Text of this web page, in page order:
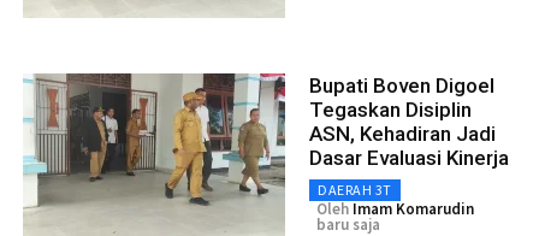
Bupati Boven Digoel
Tegaskan Disiplin
ASN, Kehadiran Jadi
Dasar Evaluasi Kinerja
DAERAH 3T
Oleh Imam Komarudin
baru saja